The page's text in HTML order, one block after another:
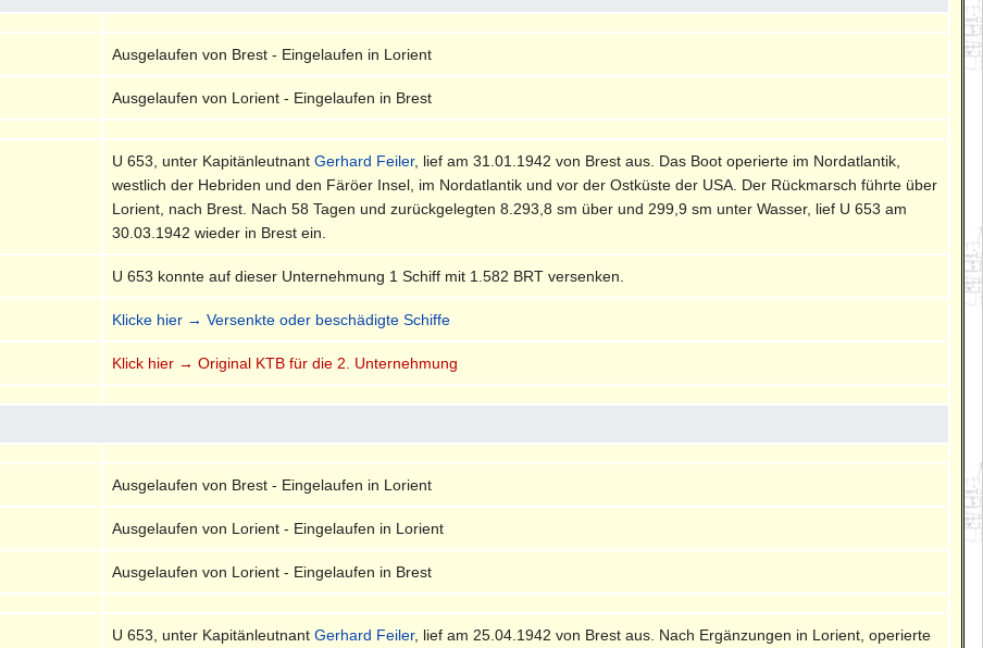
Ausgelaufen von Brest - Eingelaufen in Lorient
Ausgelaufen von Lorient - Eingelaufen in Brest
U 653, unter KapitänleutnantGerhard Feiler, lief am 31.01.1942 von Brest aus. Das Boot operierte im Nordatlantik,
westlich der Hebriden und den Färöer Insel, im Nordatlantik und vor der Ostküste der USA. Der Rückmarsch führte über
Lorient, nach Brest. Nach 58 Tagen und zurückgelegten 8.293,8 sm über und 299,9 sm unter Wasser, lief U 653 am
30.03.1942 wieder in Brest ein.
U 653 konnte auf dieser Unternehmung 1 Schiff mit 1.582 BRT versenken.
Klicke hier → Versenkte oder beschädigte Schiffe
Klick hier → Original KTB für die 2. Unternehmung
Ausgelaufen von Brest - Eingelaufen in Lorient
Ausgelaufen von Lorient - Eingelaufen in Lorient
Ausgelaufen von Lorient - Eingelaufen in Brest
U 653, unter KapitänleutnantGerhard Feiler, lief am 25.04.1942 von Brest aus. Nach Ergänzungen in Lorient, operierte